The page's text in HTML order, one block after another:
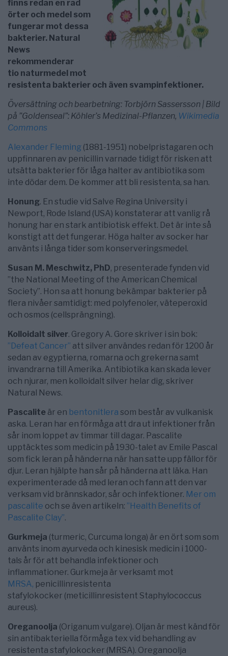
finns redan en rad
örter och medel som
fungerar mot dessa
bakterier. Natural
News
rekommenderar
tio naturmedel mot
resistenta bakterier och även svampinfektioner.
Översättning och bearbetning: Torbjörn Sassersson | Bild
på ”Goldenseal”: Köhler’s Medizinal-Pflanzen, Wikimedia
Commons
Alexander Fleming (1881-1951) nobelpristagaren och
uppfinnaren av penicillin varnade tidigt för risken att
utsätta bakterier för låga halter av antibiotika som
inte dödar dem. De kommer att bli resistenta, sa han.
Honung. En studie vid Salve Regina University i
Newport, Rode Island (USA) konstaterar att vanlig rå
honung har en stark antibiotisk effekt. Det är inte så
konstigt att det fungerar. Höga halter av socker har
använts i långa tider som konserveringsmedel.
Susan M. Meschwitz, PhD, presenterade fynden vid
”the National Meeting of the American Chemical
Society”. Hon sa att honung bekämpar bakterier på
flera nivåer samtidigt: med polyfenoler, väteperoxid
och osmos (cellsprängning).
Kolloidalt silver. Gregory A. Gore skriver i sin bok:
”Defeat Cancer” att silver användes redan för 1200 år
sedan av egyptierna, romarna och grekerna samt
invandrarna till Amerika. Antibiotika kan skada lever
och njurar, men kolloidalt silver helar dig, skriver
Natural News.
Pascalite är en bentonitlera som består av vulkanisk
aska. Leran har en förmåga att dra ut infektioner från
sår inom loppet av timmar till dagar. Pascalite
upptäcktes som medicin på 1930-talet av Emile Pascal
som fick leran på händerna när han satte upp fällor för
djur. Leran hjälpte han sår på händerna att läka. Han
experimenterade då med leran och fann att den var
verksam vid brännskador, sår och infektioner. Mer om
pascalite och se även artikeln: ”Health Benefits of
Pascalite Clay”.
Gurkmeja (turmeric, Curcuma longa) är en ört som som
använts inom ayurveda och kinesisk medicin i 1000-
tals år för att behandla infektioner och
inflammationer. Gurkmeja är verksamt mot
MRSA, penicillinresistenta
stafylokocker (meticillinresistent Staphylococcus
aureus).
Oreganoolja (Origanum vulgare). Oljan är mest känd för
sin antibakteriella förmåga tex vid behandling av
resistenta stafylokocker (MRSA). Oreganoolja